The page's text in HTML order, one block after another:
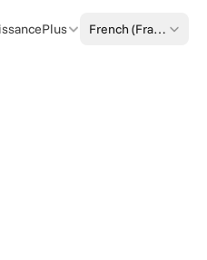
Plus French (France)